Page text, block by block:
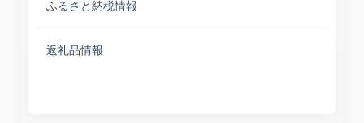
ふるさと納税情報
返礼品情報